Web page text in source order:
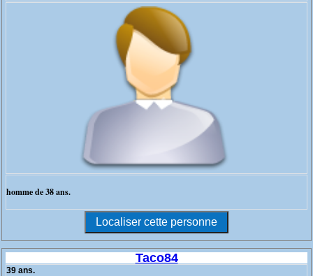
homme de 38 ans.
Taco84
39 ans.